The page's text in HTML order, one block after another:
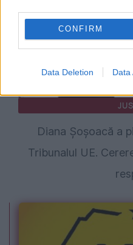
CONFIRM
Data Deletion Data
Diana Șoșoacă a
Tribunalul UE.